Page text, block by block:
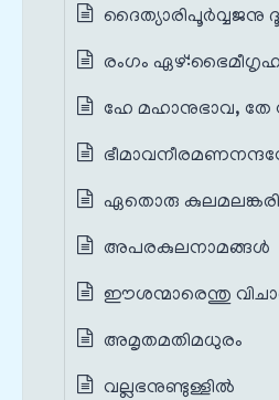
ദൈത്യാരിപൂർവ്വജനു
രംഗം
ഹേ മഹാനുഭാവ, തേ
ഏതൊരു
അപരകുലനാമങ്ങൾ
ഈശന്മാരെന്തു
അമൃതമതിമധുരം
വല്ലഭനുണ്ടുള്ളിൽ